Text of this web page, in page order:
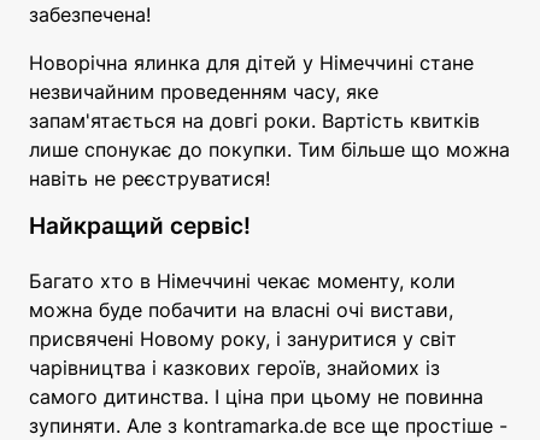
забезпечена!
Новорічна ялинка для дітей у Німеччині стане
незвичайним проведенням часу, яке
запам'ятається на довгі роки. Вартість квитків
лише спонукає до покупки. Тим більше що можна
навіть не реєструватися!
Найкращий сервіс!
Багато хто в Німеччині чекає моменту, коли
можна буде побачити на власні очі вистави,
присвячені Новому року, і зануритися у світ
чарівництва і казкових героїв, знайомих із
самого дитинства. І ціна при цьому не повинна
зупиняти. Але з kontramarka.de все ще простіше -